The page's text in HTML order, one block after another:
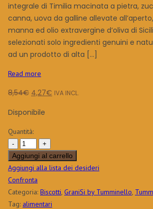
integrale di Timilia macinata a pietra,
canna, uova da galline allevate
manna ed olio extravergine d’oliva di
selezionati solo ingredienti genuini e
ad un prodotto di alta […]
Read more
8,54€ Il
originale
era:
8,54€.
4,27€ IVA INCL.
Disponibile
Quantità:
Aggiungi al carrello
Aggiungi alla lista dei desideri
Confronta
Categoria: Biscotti, GraniSi by Tumminello,
Tag: alimentari